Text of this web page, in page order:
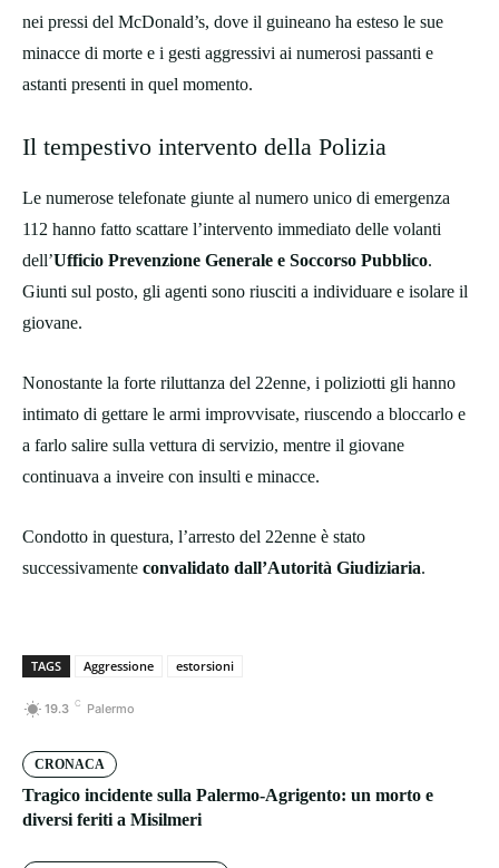
nei pressi del McDonald’s, dove il guineano ha esteso le sue
minacce di morte e i gesti aggressivi ai numerosi passanti e
astanti presenti in quel momento.
Il tempestivo intervento della Polizia
Le numerose telefonate giunte al numero unico di emergenza
112 hanno fatto scattare l’intervento immediato delle volanti
dell’Ufficio Prevenzione Generale e Soccorso Pubblico.
Giunti sul posto, gli agenti sono riusciti a individuare e isolare il
giovane.
Nonostante la forte riluttanza del 22enne, i poliziotti gli hanno
intimato di gettare le armi improvvisate, riuscendo a bloccarlo e
a farlo salire sulla vettura di servizio, mentre il giovane
continuava a inveire con insulti e minacce.
Condotto in questura, l’arresto del 22enne è stato
successivamente convalidato dall’Autorità Giudiziaria.
TAGS Aggressione estorsioni
19.3 C Palermo
CRONACA
Tragico incidente sulla Palermo-Agrigento: un morto e
diversi feriti a Misilmeri